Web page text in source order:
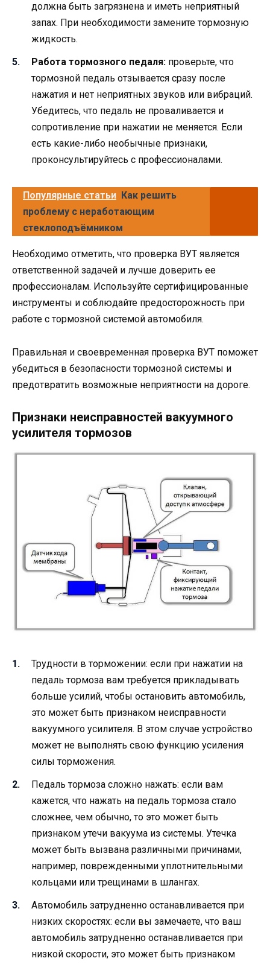
должна быть загрязнена и иметь неприятный
запах. При необходимости замените тормозную
жидкость.
Работа тормозного педаля: проверьте, что
тормозной педаль отзывается сразу после
нажатия и нет неприятных звуков или вибраций.
Убедитесь, что педаль не проваливается и
сопротивление при нажатии не меняется. Если
есть какие-либо необычные признаки,
проконсультируйтесь с профессионалами.
Популярные статьи Как решить
проблему с неработающим
стеклоподъёмником
Необходимо отметить, что проверка ВУТ является
ответственной задачей и лучше доверить ее
профессионалам. Используйте сертифицированные
инструменты и соблюдайте предосторожность при
работе с тормозной системой автомобиля.
Правильная и своевременная проверка ВУТ поможет
убедиться в безопасности тормозной системы и
предотвратить возможные неприятности на дороге.
Признаки неисправностей вакуумного
усилителя тормозов
Трудности в торможении: если при нажатии на
педаль тормоза вам требуется прикладывать
больше усилий, чтобы остановить автомобиль,
это может быть признаком неисправности
вакуумного усилителя. В этом случае устройство
может не выполнять свою функцию усиления
силы торможения.
Педаль тормоза сложно нажать: если вам
кажется, что нажать на педаль тормоза стало
сложнее, чем обычно, то это может быть
признаком утечи вакуума из системы. Утечка
может быть вызвана различными причинами,
например, поврежденными уплотнительными
кольцами или трещинами в шлангах.
Автомобиль затрудненно останавливается при
низких скоростях: если вы замечаете, что ваш
автомобиль затрудненно останавливается при
низкой скорости, это может быть признаком